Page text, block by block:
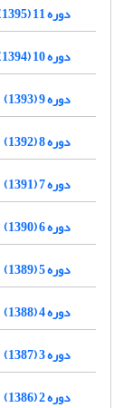
دوره 11 (1395)
دوره 10 (1394)
دوره 9 (1393)
دوره 8 (1392)
دوره 7 (1391)
دوره 6 (1390)
دوره 5 (1389)
دوره 4 (1388)
دوره 3 (1387)
دوره 2 (1386)